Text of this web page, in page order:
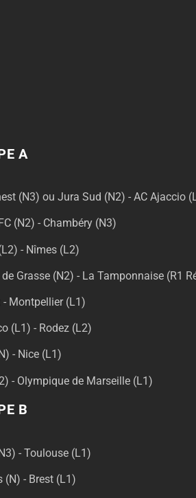
A
(N3) ou Jura Sud (N2) - AC Ajaccio
(N2) - Chambéry (N3)
- Nîmes (L2)
Grasse (N2) - La Tamponnaise (R1
Montpellier (L1)
(L1) - Rodez (L2)
- Nice (L1)
- Olympique de Marseille (L1)
B
- Toulouse (L1)
(N) - Brest (L1)